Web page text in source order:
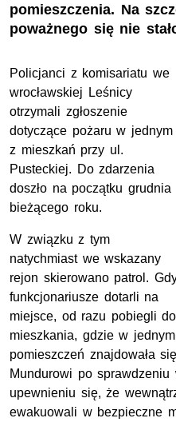
pomieszczenia. Na
poważnego się nie
Policjanci z komisariatu we
wrocławskiej Leśnicy
otrzymali zgłoszenie
dotyczące pożaru w jednym
z mieszkań przy ul.
Pusteckiej. Do zdarzenia
doszło na początku grudnia
bieżącego roku.
W związku z tym
natychmiast we wskazany
rejon skierowano patrol.
funkcjonariusze dotarli na
miejsce, od razu pobiegli do
mieszkania, gdzie w
pomieszczeń znajdowała
Mundurowi po
upewnieniu się, że
ewakuowali w bezpieczne